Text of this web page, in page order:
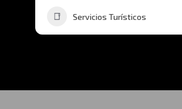
Servicios Turísticos